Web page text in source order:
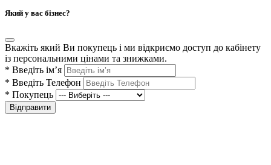
Який у вас бізнес?
Вкажіть який Ви покупець і ми відкриємо доступ до кабінету
із персональними цінами та знижками.
* Введіть ім’я
* Введіть Телефон
* Покупець
Відправити